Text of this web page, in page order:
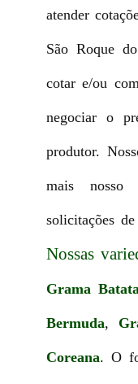
atender
São Roque
cotar e/ou
negociar o
produtor.
mais nosso
solicitações
Nossas
Grama
Bermuda,
Coreana. O